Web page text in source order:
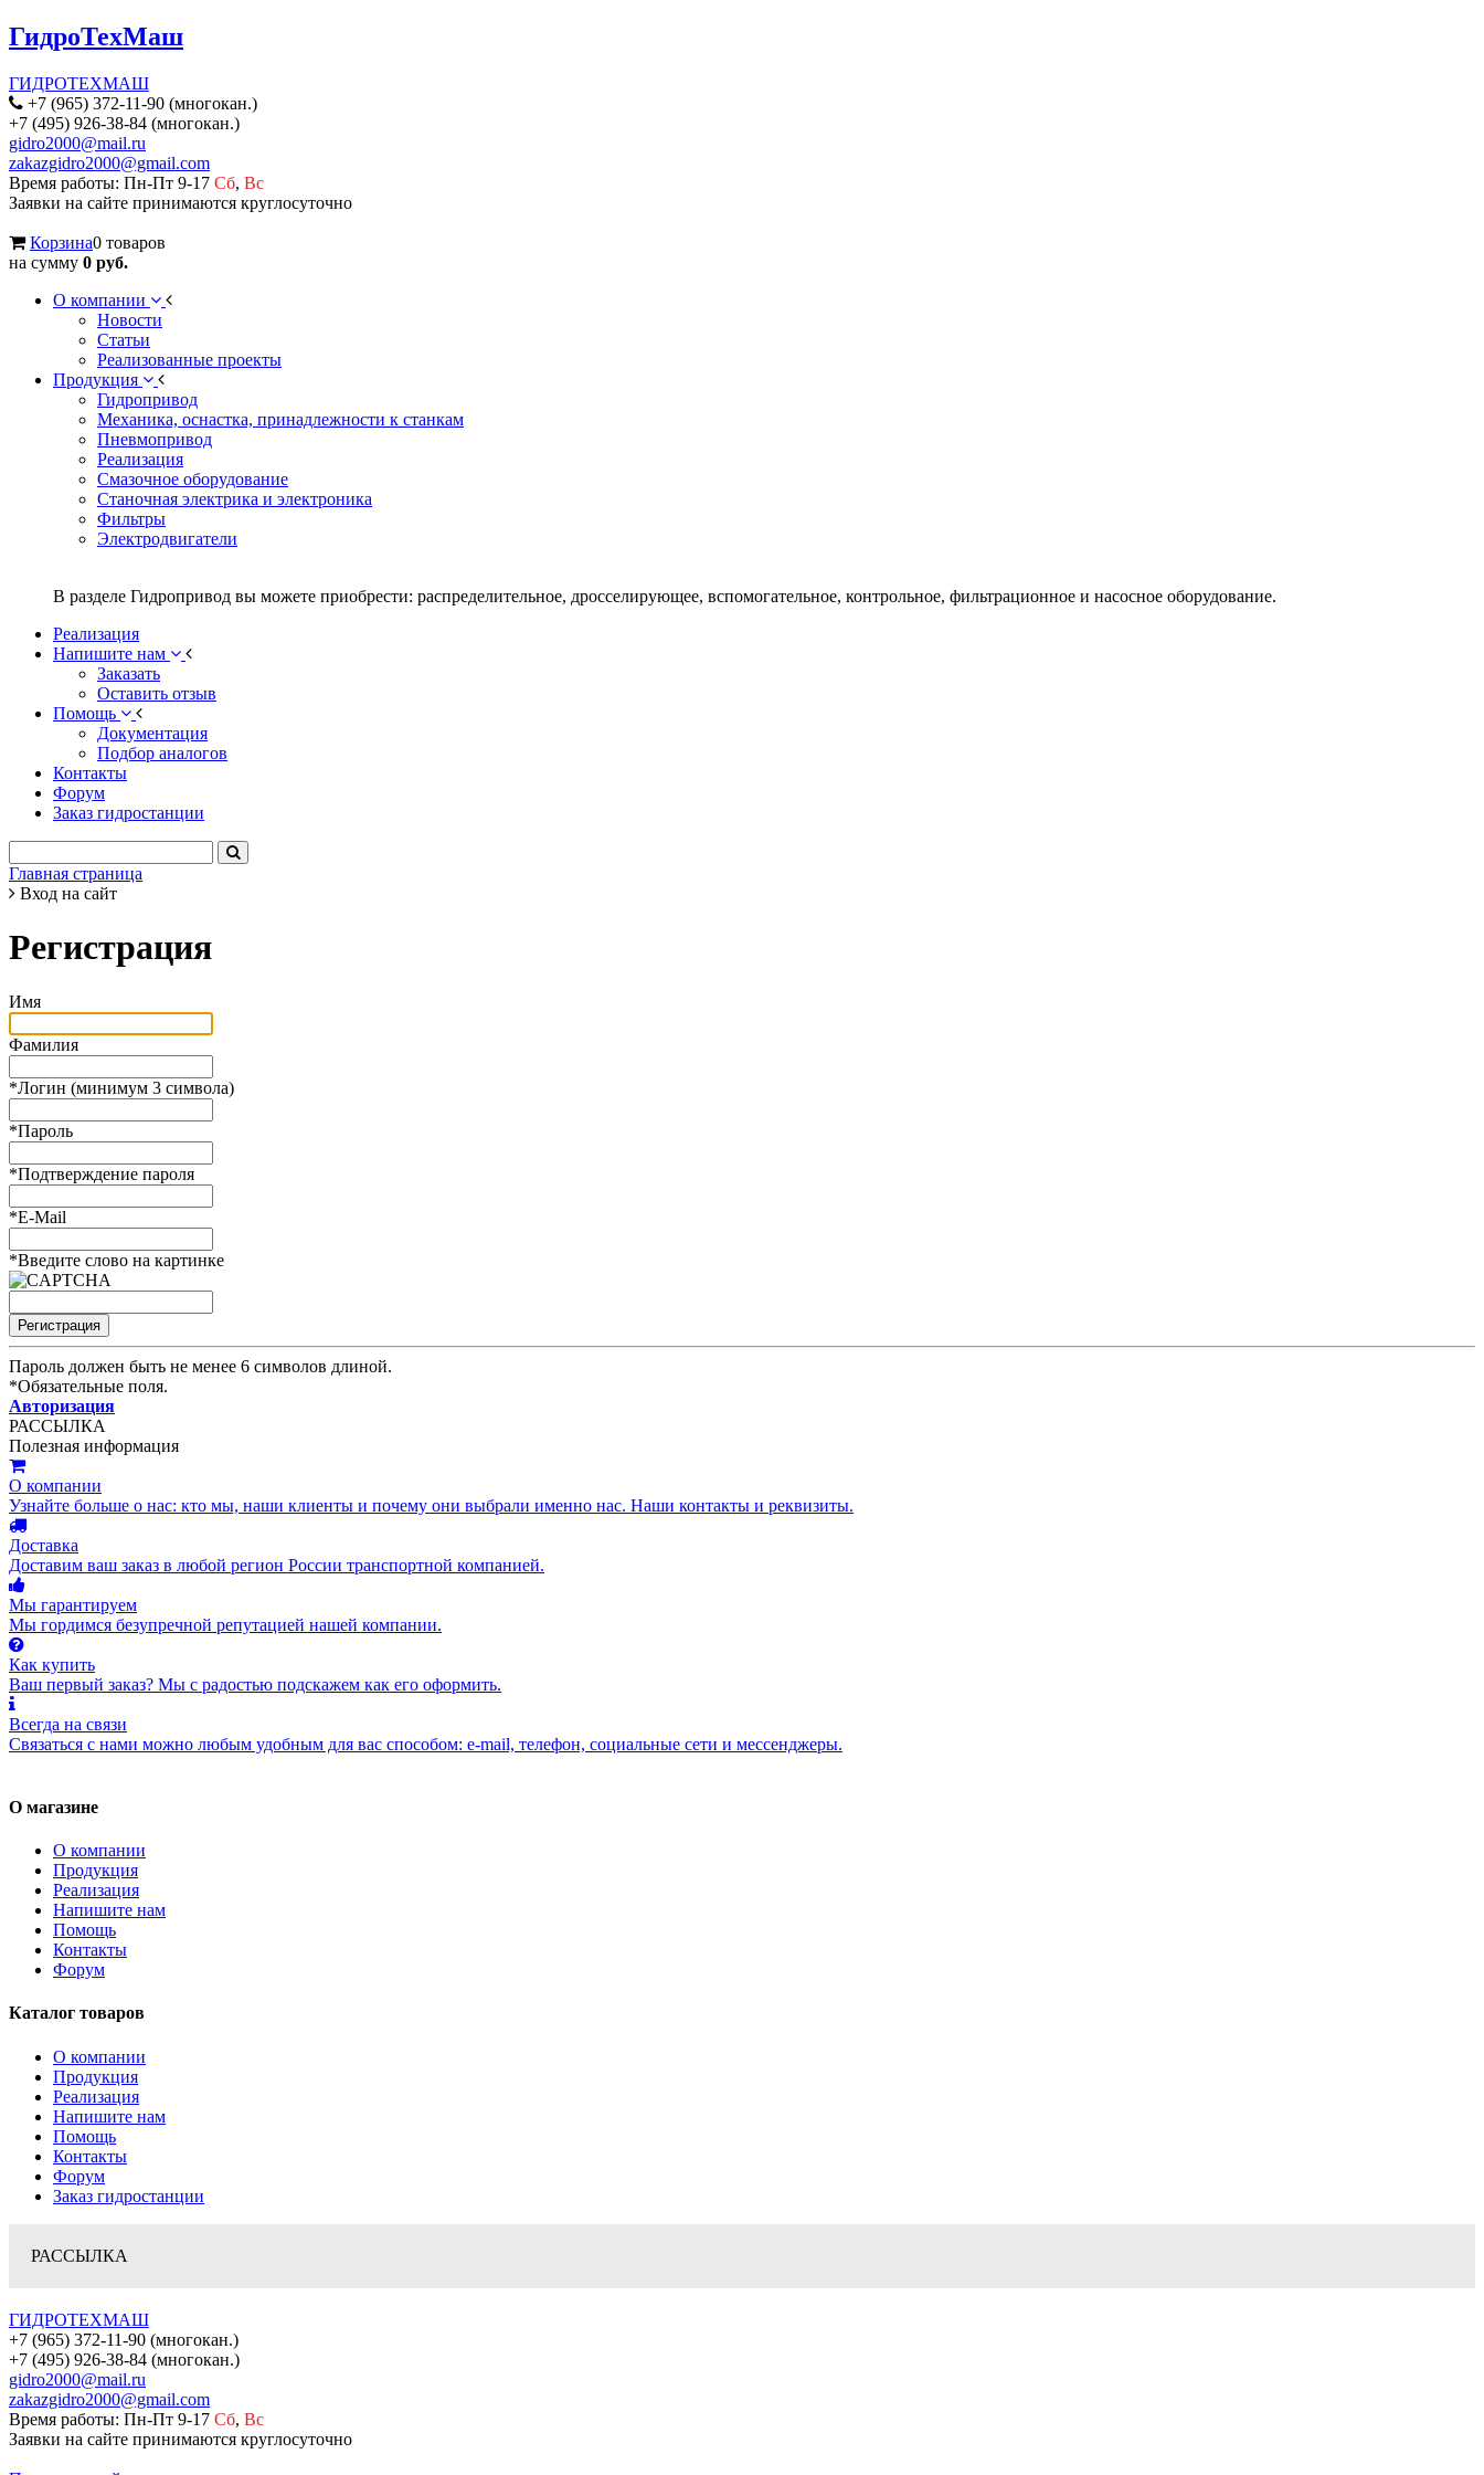
ГидроТехМаш
ГИДРОТЕХМАШ
+7 (965) 372-11-90 (многокан.)
+7 (495) 926-38-84 (многокан.)
gidro2000@mail.ru
zakazgidro2000@gmail.com
Время работы: Пн-Пт 9-17 Сб, Вс
Заявки на сайте принимаются круглосуточно
Корзина0 товаров
на сумму 0 руб.
О компании
Новости
Статьи
Реализованные проекты
Продукция
Гидропривод
Механика, оснастка, принадлежности к станкам
Пневмопривод
Реализация
Смазочное оборудование
Станочная электрика и электроника
Фильтры
Электродвигатели
В разделе Гидропривод вы можете приобрести: распределительное, дросселирующее, вспомогательное, контрольное, фильтрационное и насосное оборудование.
Реализация
Напишите нам
Заказать
Оставить отзыв
Помощь
Документация
Подбор аналогов
Контакты
Форум
Заказ гидростанции
Главная страница
Вход на сайт
Регистрация
Имя
Фамилия
*Логин (минимум 3 символа)
*Пароль
*Подтверждение пароля
*E-Mail
*Введите слово на картинке
Пароль должен быть не менее 6 символов длиной.
*Обязательные поля.
Авторизация
РАССЫЛКА
Полезная информация
О компании
Узнайте больше о нас: кто мы, наши клиенты и почему они выбрали именно нас. Наши контакты и реквизиты.
Доставка
Доставим ваш заказ в любой регион России транспортной компанией.
Мы гарантируем
Мы гордимся безупречной репутацией нашей компании.
Как купить
Ваш первый заказ? Мы с радостью подскажем как его оформить.
Всегда на связи
Связаться с нами можно любым удобным для вас способом: e-mail, телефон, социальные сети и мессенджеры.
О магазине
О компании
Продукция
Реализация
Напишите нам
Помощь
Контакты
Форум
Каталог товаров
О компании
Продукция
Реализация
Напишите нам
Помощь
Контакты
Форум
Заказ гидростанции
РАССЫЛКА
ГИДРОТЕХМАШ
+7 (965) 372-11-90 (многокан.)
+7 (495) 926-38-84 (многокан.)
gidro2000@mail.ru
zakazgidro2000@gmail.com
Время работы: Пн-Пт 9-17 Сб, Вс
Заявки на сайте принимаются круглосуточно